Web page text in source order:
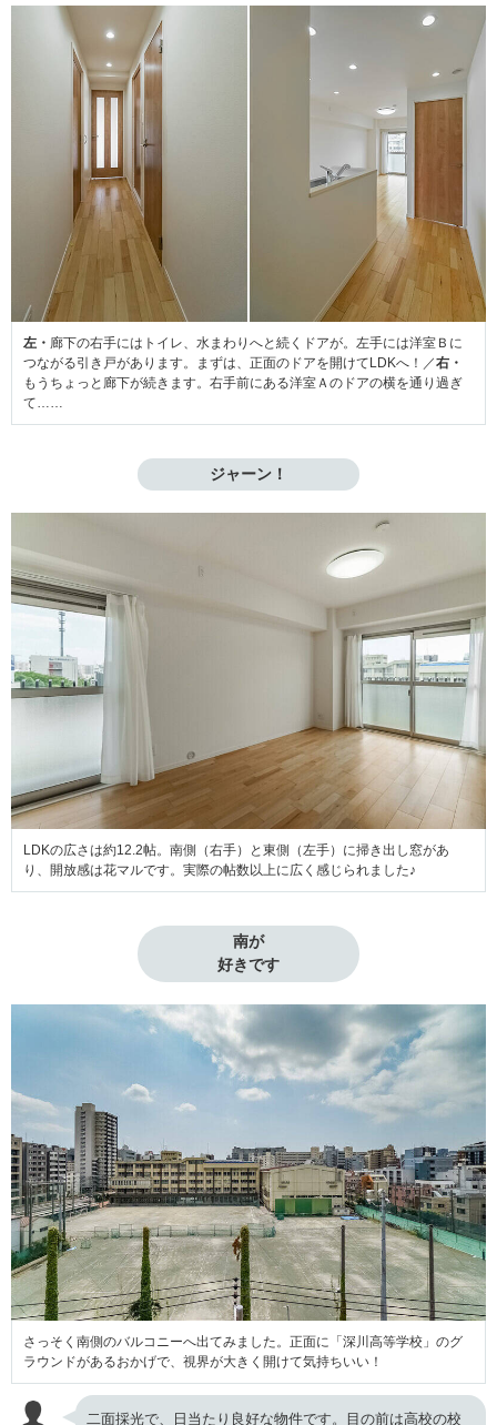
左・ 廊下の右手にはトイレ、水まわりへと続くドアが。左手には洋室Ｂに
つながる引き戸があります。まずは、正面のドアを開けてLDKへ！／右・
もうちょっと廊下が続きます。右手前にある洋室Ａのドアの横を通り過ぎ
て……
ジャーン！
LDKの広さは約12.2帖。南側（右手）と東側（左手）に掃き出し窓があ
り、開放感は花マルです。実際の帖数以上に広く感じられました♪
南が
好きです
さっそく南側のバルコニーへ出てみました。正面に「深川高等学校」のグ
ラウンドがあるおかげで、視界が大きく開けて気持ちいい！
二面採光で、日当たり良好な物件です。目の前は高校の校